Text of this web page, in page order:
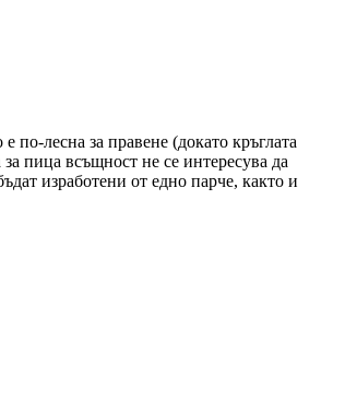
лесна за правене (докато кръглата
пица всъщност не се интересува да
изработени от едно парче, както и